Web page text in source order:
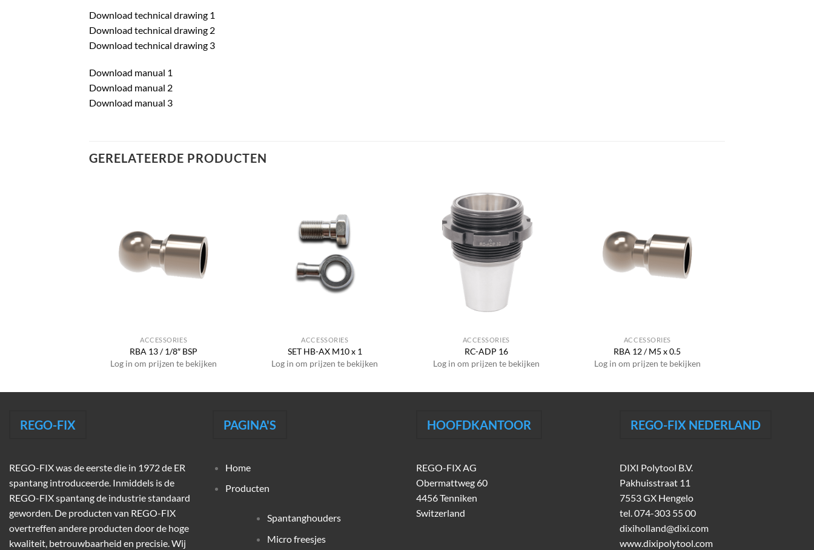
Download technical drawing 1
Download technical drawing 2
Download technical drawing 3
Download manual 1
Download manual 2
Download manual 3
GERELATEERDE PRODUCTEN
ACCESSORIES
RBA 13 / 1/8″ BSP
Log in om prijzen te bekijken
ACCESSORIES
SET HB-AX M10 x 1
Log in om prijzen te bekijken
ACCESSORIES
RC-ADP 16
Log in om prijzen te bekijken
ACCESSORIES
RBA 12 / M5 x 0.5
Log in om prijzen te bekijken
REGO-FIX
REGO-FIX was de eerste die in 1972 de ER
spantang introduceerde. Inmiddels is de
REGO-FIX spantang de industrie standaard
geworden. De producten van REGO-FIX
overtreffen andere producten door de hoge
kwaliteit, betrouwbaarheid en precisie. Wij
PAGINA'S
Home
Producten
Spantanghouders
Micro freesjes
HOOFDKANTOOR
REGO-FIX AG
Obermattweg 60
4456 Tenniken
Switzerland
REGO-FIX NEDERLAND
DIXI Polytool B.V.
Pakhuisstraat 11
7553 GX Hengelo
tel. 074-303 55 00
dixiholland@dixi.com
www.dixipolytool.com